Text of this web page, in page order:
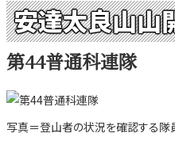
安達太良山山
第44普通科連隊
写真＝登山者の状況を確認する隊